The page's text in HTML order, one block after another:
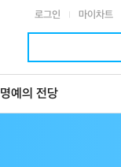
로그인 마이차트
명예의 전당